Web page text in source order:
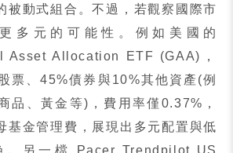
被動式組合。不過，若觀察國際市
多元的可能性。例如美國的
Asset Allocation ETF (GAA)
，
股票、45%債券與10%其他資產 (例
品、黃金等) ，費用率僅 0.37% ，
基金管理費，展現出多元配置與低
。另一檔
Pacer Trendpilot US